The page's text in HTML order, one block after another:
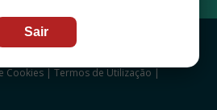
Cookies| Termos de Utilização |
Sair